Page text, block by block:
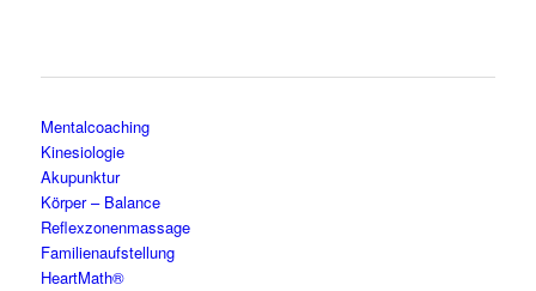
Mentalcoaching
Kinesiologie
Akupunktur
Körper – Balance
Reflexzonenmassage
Familienaufstellung
HeartMath®